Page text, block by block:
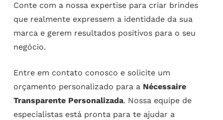
Conte com a nossa expertise para criar brindes
que realmente expressem a identidade da sua
marca e gerem resultados positivos para o seu
negócio.
Entre em contato conosco e solicite um
orçamento personalizado para a Nécessaire
Transparente Personalizada. Nossa equipe de
especialistas está pronta para te ajudar a